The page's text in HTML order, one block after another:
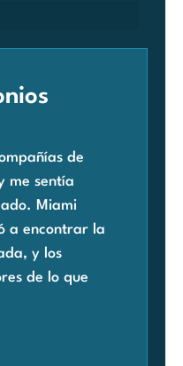
de
me sentía
Miami
a encontrar la
y los
de lo que